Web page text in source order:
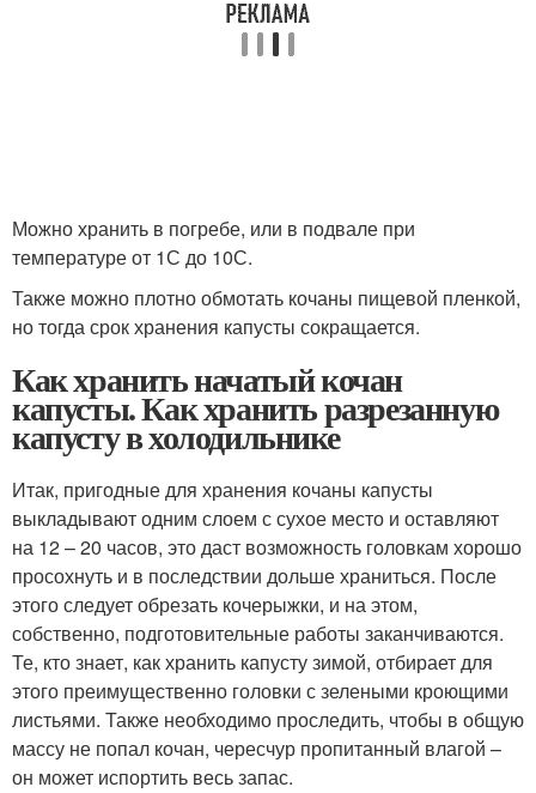
Можно хранить в погребе, или в подвале при
температуре от 1С до 10С.
Также можно плотно обмотать кочаны пищевой пленкой,
но тогда срок хранения капусты сокращается.
Как хранить начатый кочан
капусты. Как хранить разрезанную
капусту в холодильнике
Итак, пригодные для хранения кочаны капусты
выкладывают одним слоем с сухое место и оставляют
на 12 – 20 часов, это даст возможность головкам хорошо
просохнуть и в последствии дольше храниться. После
этого следует обрезать кочерыжки, и на этом,
собственно, подготовительные работы заканчиваются.
Те, кто знает, как хранить капусту зимой, отбирает для
этого преимущественно головки с зелеными кроющими
листьями. Также необходимо проследить, чтобы в общую
массу не попал кочан, чересчур пропитанный влагой –
он может испортить весь запас.